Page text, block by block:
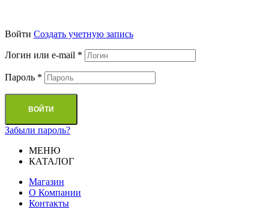
Войти Cоздать учетную запись
Логин или e-mail *
Пароль *
ВОЙТИ
Забыли пароль?
МЕНЮ
КАТАЛОГ
Магазин
О Компании
Контакты